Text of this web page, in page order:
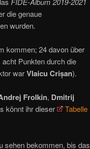
die genaue
wurden.
kommen; 24 davon über
Punkten durch die
warVlaicu Crișan).
Frolkin, Dmitrij
könnt ihr dieser
Tabelle
sehen bekommen, bis das